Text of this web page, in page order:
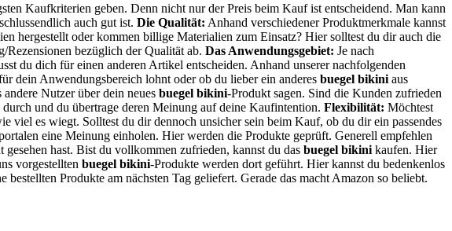
Kaufkriterien geben. Denn nicht nur der Preis beim Kauf ist entscheidend. Man kann
auch gut ist. Die Qualität: Anhand verschiedener Produktmerkmale kannst
hergestellt oder kommen billige Materialien zum Einsatz? Hier solltest du dir auch die
bezüglich der Qualität ab. Das Anwendungsgebiet: Je nach
du dich für einen anderen Artikel entscheiden. Anhand unserer nachfolgenden
dein Anwendungsbereich lohnt oder ob du lieber ein anderes buegel bikini aus
Nutzer über dein neues buegel bikini-Produkt sagen. Sind die Kunden zufrieden
und du übertrage deren Meinung auf deine Kaufintention. Flexibilität: Möchtest
viel es wiegt. Solltest du dir dennoch unsicher sein beim Kauf, ob du dir ein passendes
eine Meinung einholen. Hier werden die Produkte geprüft. Generell empfehlen
hast. Bist du vollkommen zufrieden, kannst du das buegel bikini kaufen. Hier
vorgestellten buegel bikini-Produkte werden dort geführt. Hier kannst du bedenkenlos
Produkte am nächsten Tag geliefert. Gerade das macht Amazon so beliebt.